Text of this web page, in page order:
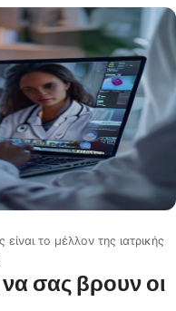
είναι το μέλλον της ιατρικής
σας βρουν οι